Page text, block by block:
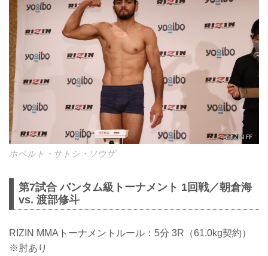
ホベルト・サトシ・ソウザ
第7試合 バンタム級トーナメント 1回戦／朝倉海
vs. 渡部修斗
RIZIN MMAトーナメントルール：5分 3R（61.0kg契約）
※肘あり